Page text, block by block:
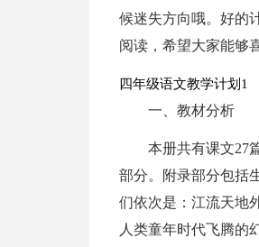
候迷失方向哦。好的
阅读，希望大家能够
四年级语文教学计划1
一、教材分析
本册共有课文27
部分。附录部分包括
们依次是：江流天地
人类童年时代飞腾的